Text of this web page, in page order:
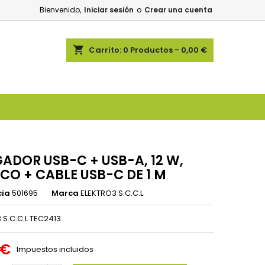
Bienvenido, Iniciar sesión o Crear una cuenta
shopping_cart Carrito: 0 Productos - 0,00 €
USB-C + USB-A, 12 W,
+ CABLE USB-C DE 1 M
501695 Marca ELEKTRO3 S.C.C.L
S.C.C.L TEC2413
Impuestos incluidos